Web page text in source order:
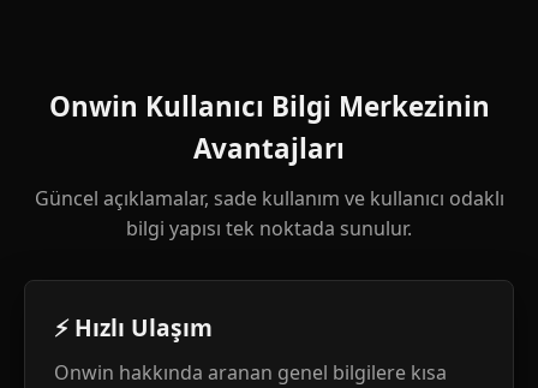
Onwin Kullanıcı Bilgi Merkezinin
Avantajları
Güncel açıklamalar, sade kullanım ve kullanıcı odaklı
bilgi yapısı tek noktada sunulur.
⚡ Hızlı Ulaşım
Onwin hakkında aranan genel bilgilere kısa